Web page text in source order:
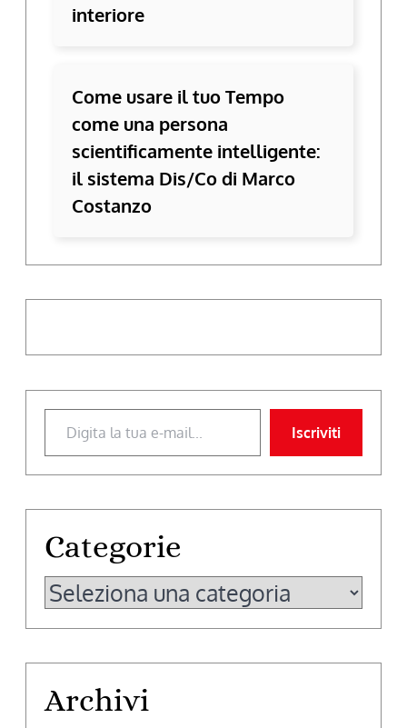
interiore
Come usare il tuo Tempo
come una persona
scientificamente intelligente:
il sistema Dis/Co di Marco
Costanzo
Digita la tua e-mail...
Iscriviti
Categorie
Categorie
Archivi